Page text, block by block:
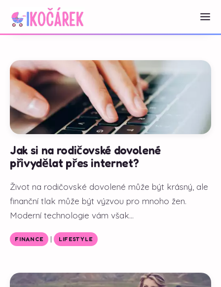
Jak si na rodičovské dovolené
přivydělat přes internet?
Život na rodičovské dovolené může být krásný, ale
finanční tlak může být výzvou pro mnoho žen.
Moderní technologie vám však...
FINANCE | LIFESTYLE